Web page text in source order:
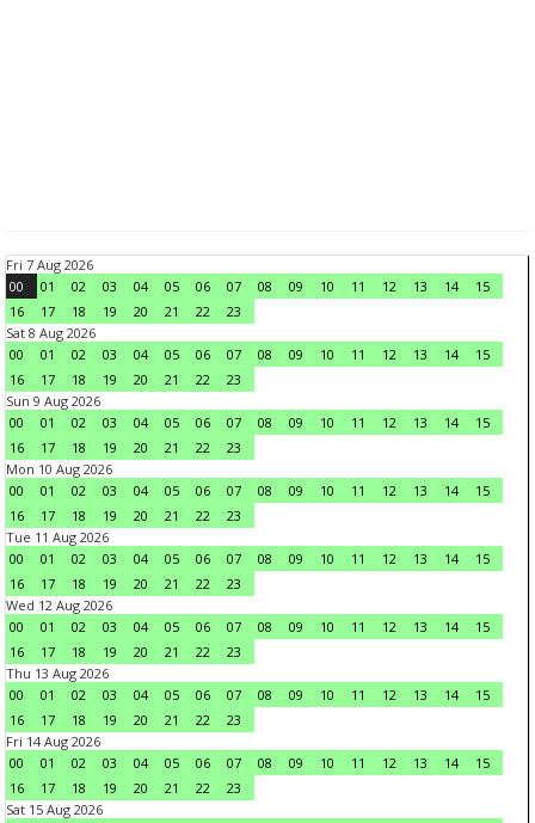
Fri 7 Aug 2026
00
01 02 03 04 05 06 07 08 09 10 11 12 13 14
15
16
17 18 19 20 21 22
23
Sat 8 Aug 2026
00
01 02 03 04 05 06 07 08 09 10 11 12 13 14
15
16
17 18 19 20 21 22
23
Sun 9 Aug 2026
00
01 02 03 04 05 06 07 08 09 10 11 12 13 14
15
16
17 18 19 20 21 22
23
Mon 10 Aug 2026
00
01 02 03 04 05 06 07 08 09 10 11 12 13 14
15
16
17 18 19 20 21 22
23
Tue 11 Aug 2026
00
01 02 03 04 05 06 07 08 09 10 11 12 13 14
15
16
17 18 19 20 21 22
23
Wed 12 Aug 2026
00
01 02 03 04 05 06 07 08 09 10 11 12 13 14
15
16
17 18 19 20 21 22
23
Thu 13 Aug 2026
00
01 02 03 04 05 06 07 08 09 10 11 12 13 14
15
16
17 18 19 20 21 22
23
Fri 14 Aug 2026
00
01 02 03 04 05 06 07 08 09 10 11 12 13 14
15
16
17 18 19 20 21 22
23
Sat 15 Aug 2026